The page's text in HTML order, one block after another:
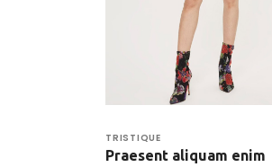
TRISTIQUE
Praesent aliquam enim